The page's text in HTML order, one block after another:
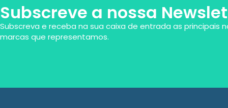
Subscreve a nossa
Subscreva e receba na sua caixa de entrada as principais
marcas que representamos.